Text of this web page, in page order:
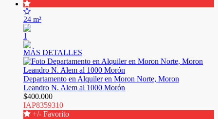
24 m²
1
MÁS DETALLES
Departamento en Alquiler en Moron Norte, Moron
Leandro N. Alem al 1000 Morón
$400.000
IAP8359310
+/- Favorito